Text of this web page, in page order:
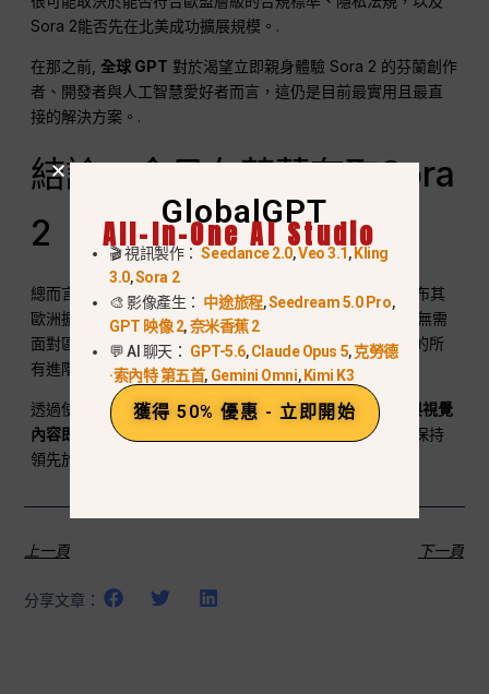
Sora 2能否先在北美成功擴展規模。.
在那之前, 全球 GPT 對於渴望立即親身體驗 Sora 2 的芬蘭創作
者、開發者與人工智慧愛好者而言，這仍是目前最實用且最直
接的解決方案。.
結論：今日在芬蘭存取Sora
2
總而言之、, Sora 2 目前尚未在芬蘭上市
, OpenAI尚未公布其
歐洲擴張的正式日期。所幸的是，,
讓芬蘭用戶無需
面對區域限制、邀請碼或創意限制，即可盡情享受Sora 2的所
有進階功能。.
透過使用 全球 GPT, 芬蘭用戶可開始生成AI影片、動畫與視覺
內容即時生成, 在等待OpenAI正式進軍歐洲市場的同時，保持
領先於全球佈局曲線。.
上一頁 下一頁
分享文章：
GlobalGPT
All-In-One AI Studio
🎬 視訊製作：Seedance 2.0,Veo 3.1,Kling
3.0,Sora 2
🎨 影像產生： 中途旅程,Seedream 5.0 Pro,
GPT 映像 2,奈米香蕉 2
💬 AI 聊天： GPT-5.6,Claude Opus 5,克勞德
·索內特 第五首, Gemini Omni,Kimi K3
獲得 50% 優惠 - 立即開始